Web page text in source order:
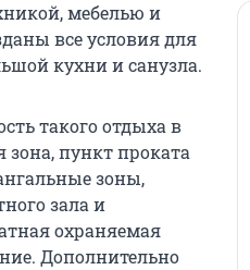
мебелью и
все условия для
кухни и санузла.
такого отдыха в
пункт проката
зоны,
зала и
охраняемая
Дополнительно